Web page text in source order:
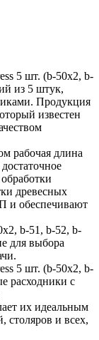
5 шт. (b-50x2, b-
из 5 штук,
Продукция
известен
рабочая длина
древесных
и обеспечивают
b-51, b-52, b-
для выбора
5 шт. (b-50x2, b-
расходники с
их идеальным
столяров и всех,